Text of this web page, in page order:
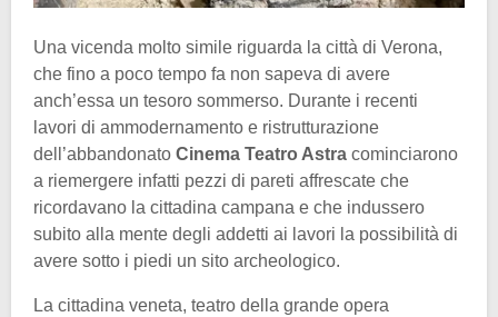
Una vicenda molto simile riguarda la città di Verona,
che fino a poco tempo fa non sapeva di avere
anch’essa un tesoro sommerso. Durante i recenti
lavori di ammodernamento e ristrutturazione
dell’abbandonato Cinema Teatro Astra cominciarono
a riemergere infatti pezzi di pareti affrescate che
ricordavano la cittadina campana e che indussero
subito alla mente degli addetti ai lavori la possibilità di
avere sotto i piedi un sito archeologico.
La cittadina veneta, teatro della grande opera